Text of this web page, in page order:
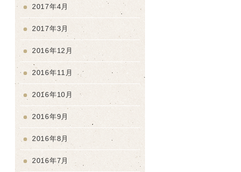
2017年4月
2017年3月
2016年12月
2016年11月
2016年10月
2016年9月
2016年8月
2016年7月